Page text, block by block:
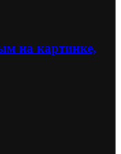
на картинке,